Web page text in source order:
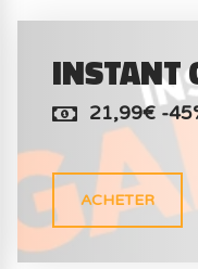
INSTANT
21,99€ -
ACHETER